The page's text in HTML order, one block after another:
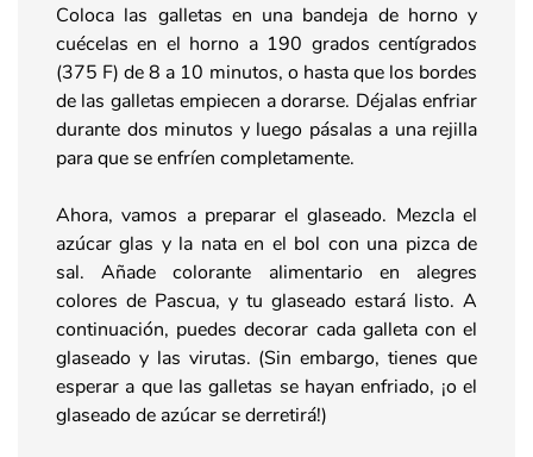
Coloca las galletas en una bandeja de horno y
cuécelas en el horno a 190 grados centígrados
(375 F) de 8 a 10 minutos, o hasta que los bordes
de las galletas empiecen a dorarse. Déjalas enfriar
durante dos minutos y luego pásalas a una rejilla
para que se enfríen completamente.
Ahora, vamos a preparar el glaseado. Mezcla el
azúcar glas y la nata en el bol con una pizca de
sal. Añade colorante alimentario en alegres
colores de Pascua, y tu glaseado estará listo. A
continuación, puedes decorar cada galleta con el
glaseado y las virutas. (Sin embargo, tienes que
esperar a que las galletas se hayan enfriado, ¡o el
glaseado de azúcar se derretirá!)